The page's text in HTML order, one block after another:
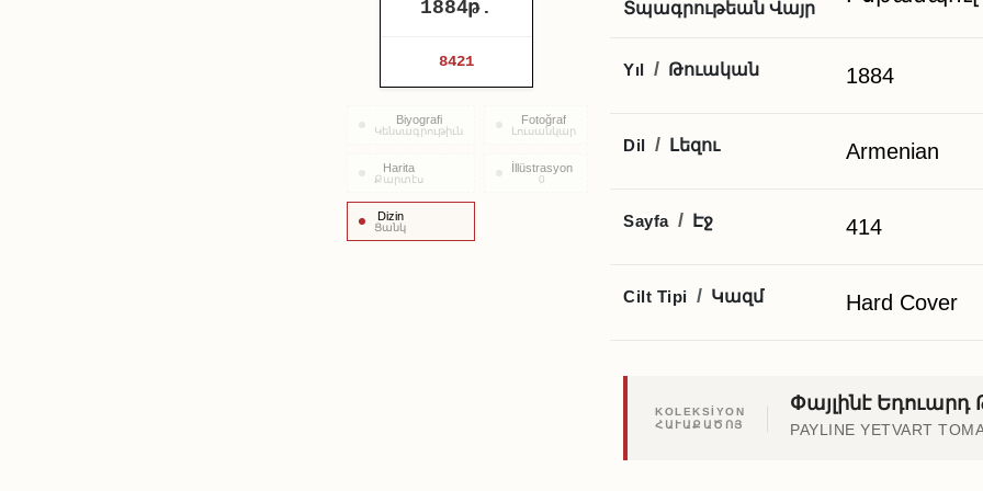
1884թ.
8421
Biyografi
Կենսագրութիւն
Fotoğraf
Լուսանկար
Harita
Քարտէս
İllüstrasyon
0
Dizin
Ցանկ
Տպագրութեան Վայր
Yıl / Թուական 1884
Dil / Լեզու Armenian
Sayfa / Էջ 414
Cilt Tipi / Կազմ Hard Cover
KOLEKSİYON
ՀԱՒԱՔԱԾՈՅ
Փայլինէ
PAYLINE YETVART